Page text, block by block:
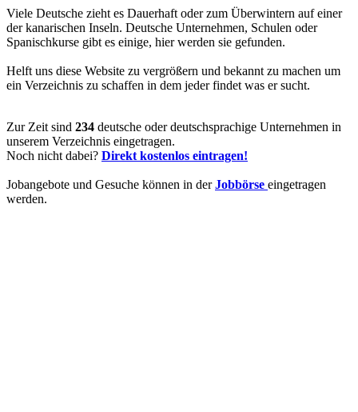
Viele Deutsche zieht es Dauerhaft oder zum Überwintern auf einer
der kanarischen Inseln. Deutsche Unternehmen, Schulen oder
Spanischkurse gibt es einige, hier werden sie gefunden.
Helft uns diese Website zu vergrößern und bekannt zu machen um
ein Verzeichnis zu schaffen in dem jeder findet was er sucht.
Zur Zeit sind 234 deutsche oder deutschsprachige Unternehmen in
unserem Verzeichnis eingetragen.
Noch nicht dabei? Direkt kostenlos eintragen!
Jobangebote und Gesuche können in derJobbörse eingetragen
werden.